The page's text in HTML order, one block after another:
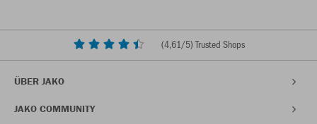
(4,61/5) Trusted Shops
ÜBER JAKO
JAKO COMMUNITY